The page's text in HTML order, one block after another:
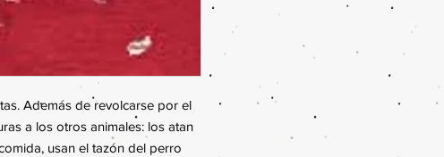
Además de revolcarse por el
a los otros animales: los atan
usan el tazón del perro